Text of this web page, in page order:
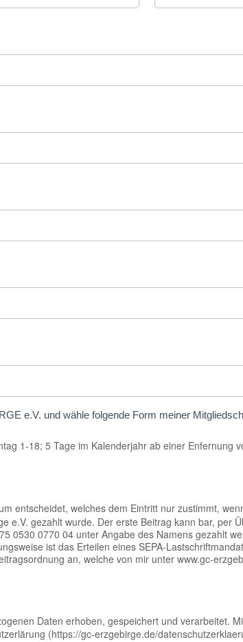
e.V. und wähle folgende Form meiner
Laufzeit 1 Jahr Montag - Sonntag 1-18; 5 Tage im Kalenderjahr ab
entscheidet, welches dem Eintritt nur zustimmt,
e.V. gezahlt wurde. Der erste Beitrag kann bar, per
0530 0770 04 unter Angabe des Namens gezahlt
ist das Erteilen eines SEPA-
an, welche von mir unter www.gc-
Daten erhoben, gespeichert und verarbeitet.
(https://gc-erzgebirge.de/